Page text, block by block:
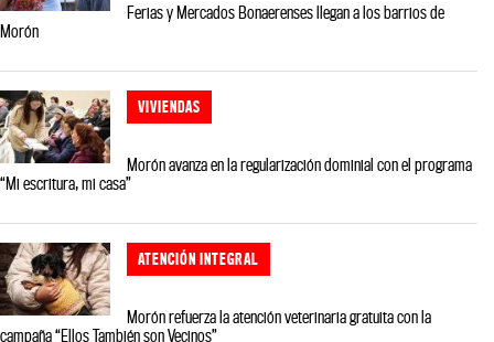
Ferias y Mercados Bonaerenses llegan a los barrios de
Morón
VIVIENDAS
Morón avanza en la regularización dominial con el programa
“Mi escritura, mi casa”
ATENCIÓN INTEGRAL
Morón refuerza la atención veterinaria gratuita con la
campaña “Ellos También son Vecinos”